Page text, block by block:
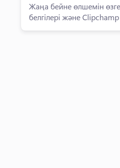
Жаңа бейне өлшемін
белгілері және